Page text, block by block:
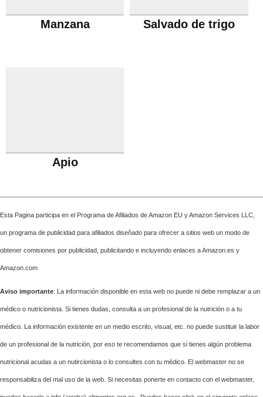
Manzana Salvado de trigo
Apio
Esta Pagina participa en el Programa de Afiliados de Amazon EU y Amazon Services LLC,
un programa de publicidad para afiliados diseñado para ofrecer a sitios web un modo de
obtener comisiones por publicidad, publicitando e incluyendo enlaces a Amazon.es y
Amazon.com
Aviso importante: La información disponible en esta web no puede ni debe remplazar a un
médico o nutricionista. Si tienes dudas, consulta a un profesional de la nutrición o a tu
médico. La información existente en un medio escrito, visual, etc. no puede sustituir la labor
de un profesional de la nutrición, por eso te recomendamos que si tienes algún problema
nutricional acudas a un nutircionista o lo consultes con tu médico. El webmaster no se
responsabiliza del mal uso de la web. Si necesitas ponerte en contacto con el webmaster,